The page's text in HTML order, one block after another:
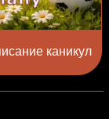
каникул